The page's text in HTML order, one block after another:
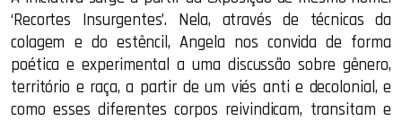
‘Recortes Insurgentes’. Nela, através de técnicas da
colagem e do estêncil, Angela nos convida de forma
poética e experimental a uma discussão sobre gênero,
território e raça, a partir de um viés anti e decolonial, e
como esses diferentes corpos reivindicam, transitam e